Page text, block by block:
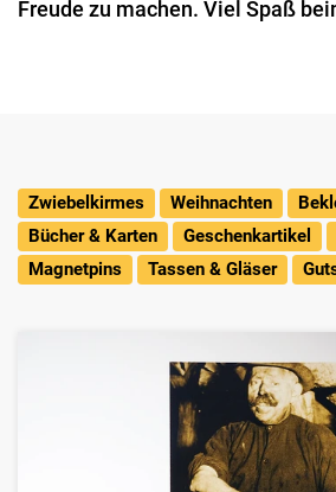
Freude zu machen. Viel Spaß
Zwiebelkirmes Weihnachten
Bücher & Karten
Geschenkartikel
Magnetpins
Tassen & Gläser